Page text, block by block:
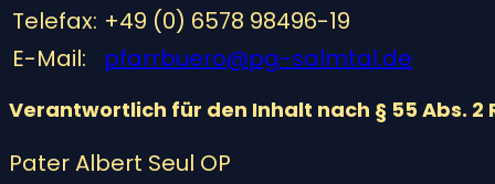
Telefax: +49 (0) 6578 98496-19
E-Mail:
pfarrbuero@pg-salmtal.de
Verantwortlich für den Inhalt nach § 55 Abs. 2
Pater Albert Seul OP